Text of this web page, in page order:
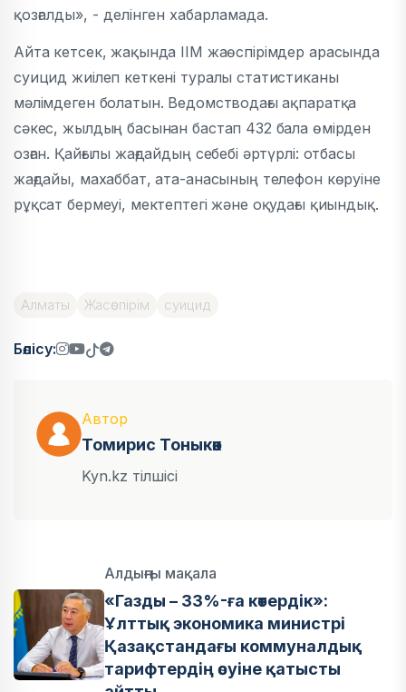
қозғалды», - делінген хабарламада.
Айта кетсек, жақында ІІМ жаөспірімдер арасында
суицид жиілеп кеткені туралы статистиканы
мәлімдеген болатын. Ведомстводағы ақпаратқа
сәкес, жылдың басынан бастап 432 бала өмірден
озған. Қайғылы жағдайдың себебі әртүрлі: отбасы
жағдайы, махаббат, ата-анасының телефон көруіне
рұқсат бермеуі, мектептегі және оқудағы қиындық.
Алматы Жасөспірім суицид
Бөлісу:
Автор
Томирис Тоныкөк
Kyn.kz тілшісі
Алдыңғы мақала
«Газды – 33%-ға көтердік»:
Ұлттық экономика министрі
Қазақстандағы коммуналдық
тарифтердің өсуіне қатысты